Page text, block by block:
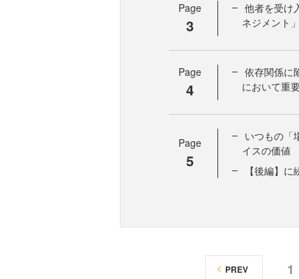
Page
3
他者を受け
ネジメント
Page
4
依存関係に
において重
Page
5
いつもの「
イスの価値
【後編】に
1
PREV